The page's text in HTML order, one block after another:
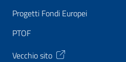
Progetti Fondi Europei
PTOF
Vecchio sito